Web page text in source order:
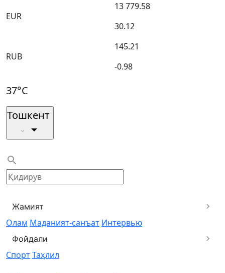
EUR
13 779.58
30.12
RUB
145.21
-0.98
37°C
Тошкент
Жамият
Олам Маданият-санъат Интервью
Фойдали
СпортТаҳлил